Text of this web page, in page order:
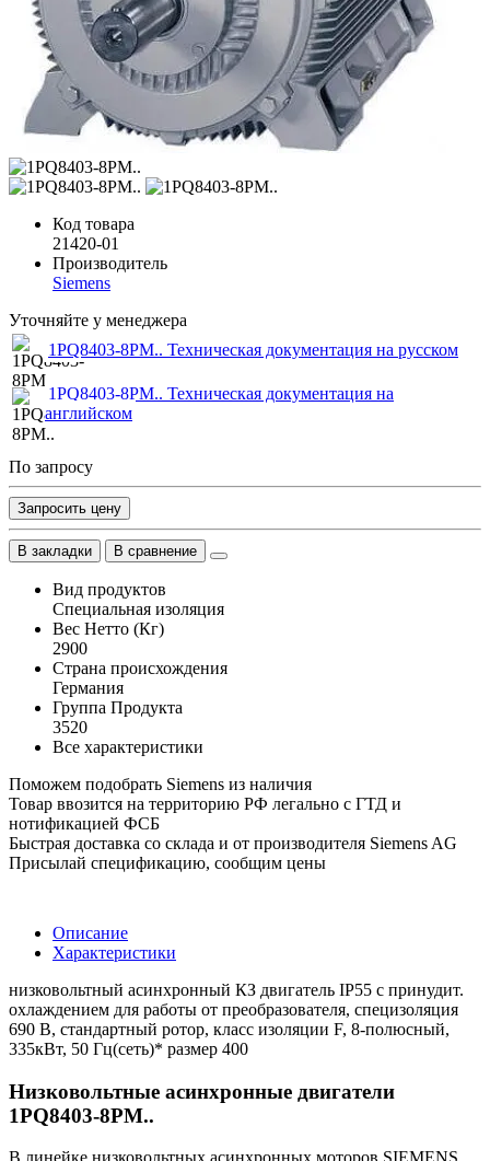
Код товара
21420-01
Производитель
Siemens
Уточняйте у менеджера
1PQ8403-8PM.. Техническая документация на русском
1PQ8403-8PM.. Техническая документация на
английском
По запросу
Запросить цену
В закладки В сравнение
Вид продуктов
Специальная изоляция
Вес Нетто (Кг)
2900
Страна происхождения
Германия
Группа Продукта
3520
Все характеристики
Поможем подобрать Siemens из наличия
Товар ввозится на территорию РФ легально с ГТД и
нотификацией ФСБ
Быстрая доставка со склада и от производителя Siemens AG
Присылай спецификацию, сообщим цены
Описание
Характеристики
низковольтный асинхронный КЗ двигатель IP55 с принудит.
охлаждением для работы от преобразователя, специзоляция
690 В, стандартный ротор, класс изоляции F, 8-полюсный,
335кВт, 50 Гц(сеть)* размер 400
Низковольтные асинхронные двигатели
1PQ8403-8PM..